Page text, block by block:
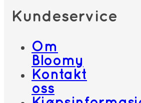
Kundeservice
Om
Bloomy
Kontakt
oss